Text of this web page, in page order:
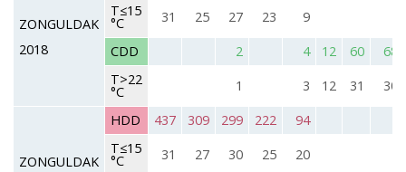
ZONGULDAK
2018
T≤15
°C 31 25 27 23
9
CDD
2 4 12 60
68
T>22
°C 1 3 12 31 30
ZONGULDAK
HDD 437 309 299 222
94
T≤15
°C 31 27 30 25
20